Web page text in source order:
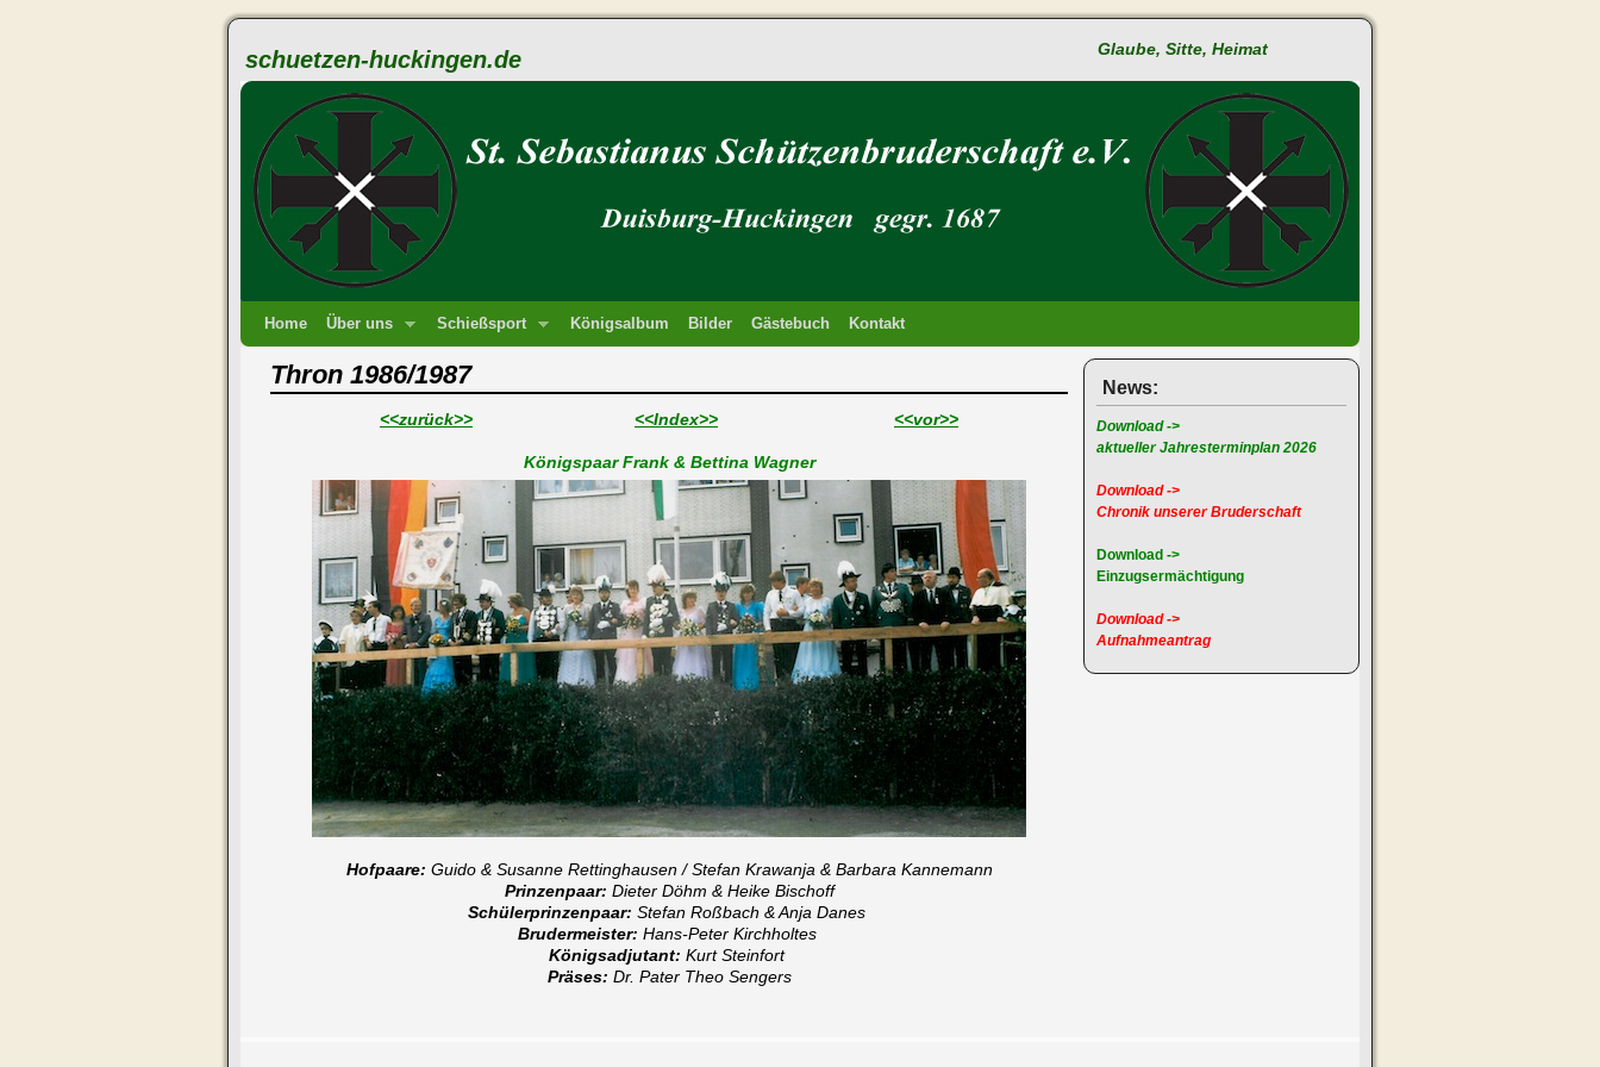
schuetzen-huckingen.de Glaube, Sitte, Heimat
Home Über uns Schießsport Königsalbum Bilder Gästebuch Kontakt
Thron 1986/1987
<<zurück>> <<Index>> <<vor>>
Königspaar Frank & Bettina Wagner
Hofpaare: Guido & Susanne Rettinghausen / Stefan Krawanja & Barbara Kannemann
Prinzenpaar: Dieter Döhm & Heike Bischoff
Schülerprinzenpaar: Stefan Roßbach & Anja Danes
Brudermeister: Hans-Peter Kirchholtes
Königsadjutant: Kurt Steinfort
Präses: Dr. Pater Theo Sengers
News:
Download ->
aktueller Jahresterminplan 2026
Download ->
Chronik unserer Bruderschaft
Download ->
Einzugsermächtigung
Download ->
Aufnahmeantrag